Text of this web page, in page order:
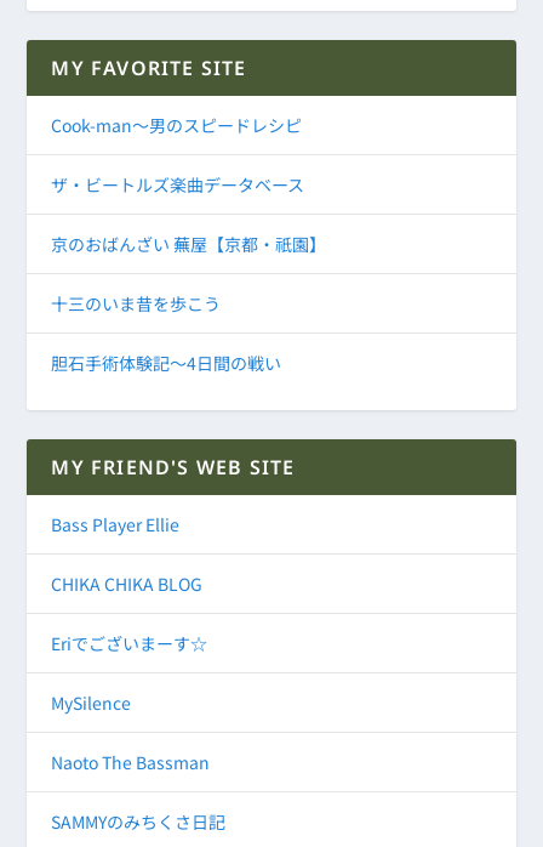
MY FAVORITE SITE
Cook-man～男のスピードレシピ
ザ・ビートルズ楽曲データベース
京のおばんざい 蕪屋【京都・祇園】
十三のいま昔を歩こう
胆石手術体験記～4日間の戦い
MY FRIEND'S WEB SITE
Bass Player Ellie
CHIKA CHIKA BLOG
Eriでございまーす☆
MySilence
Naoto The Bassman
SAMMYのみちくさ日記